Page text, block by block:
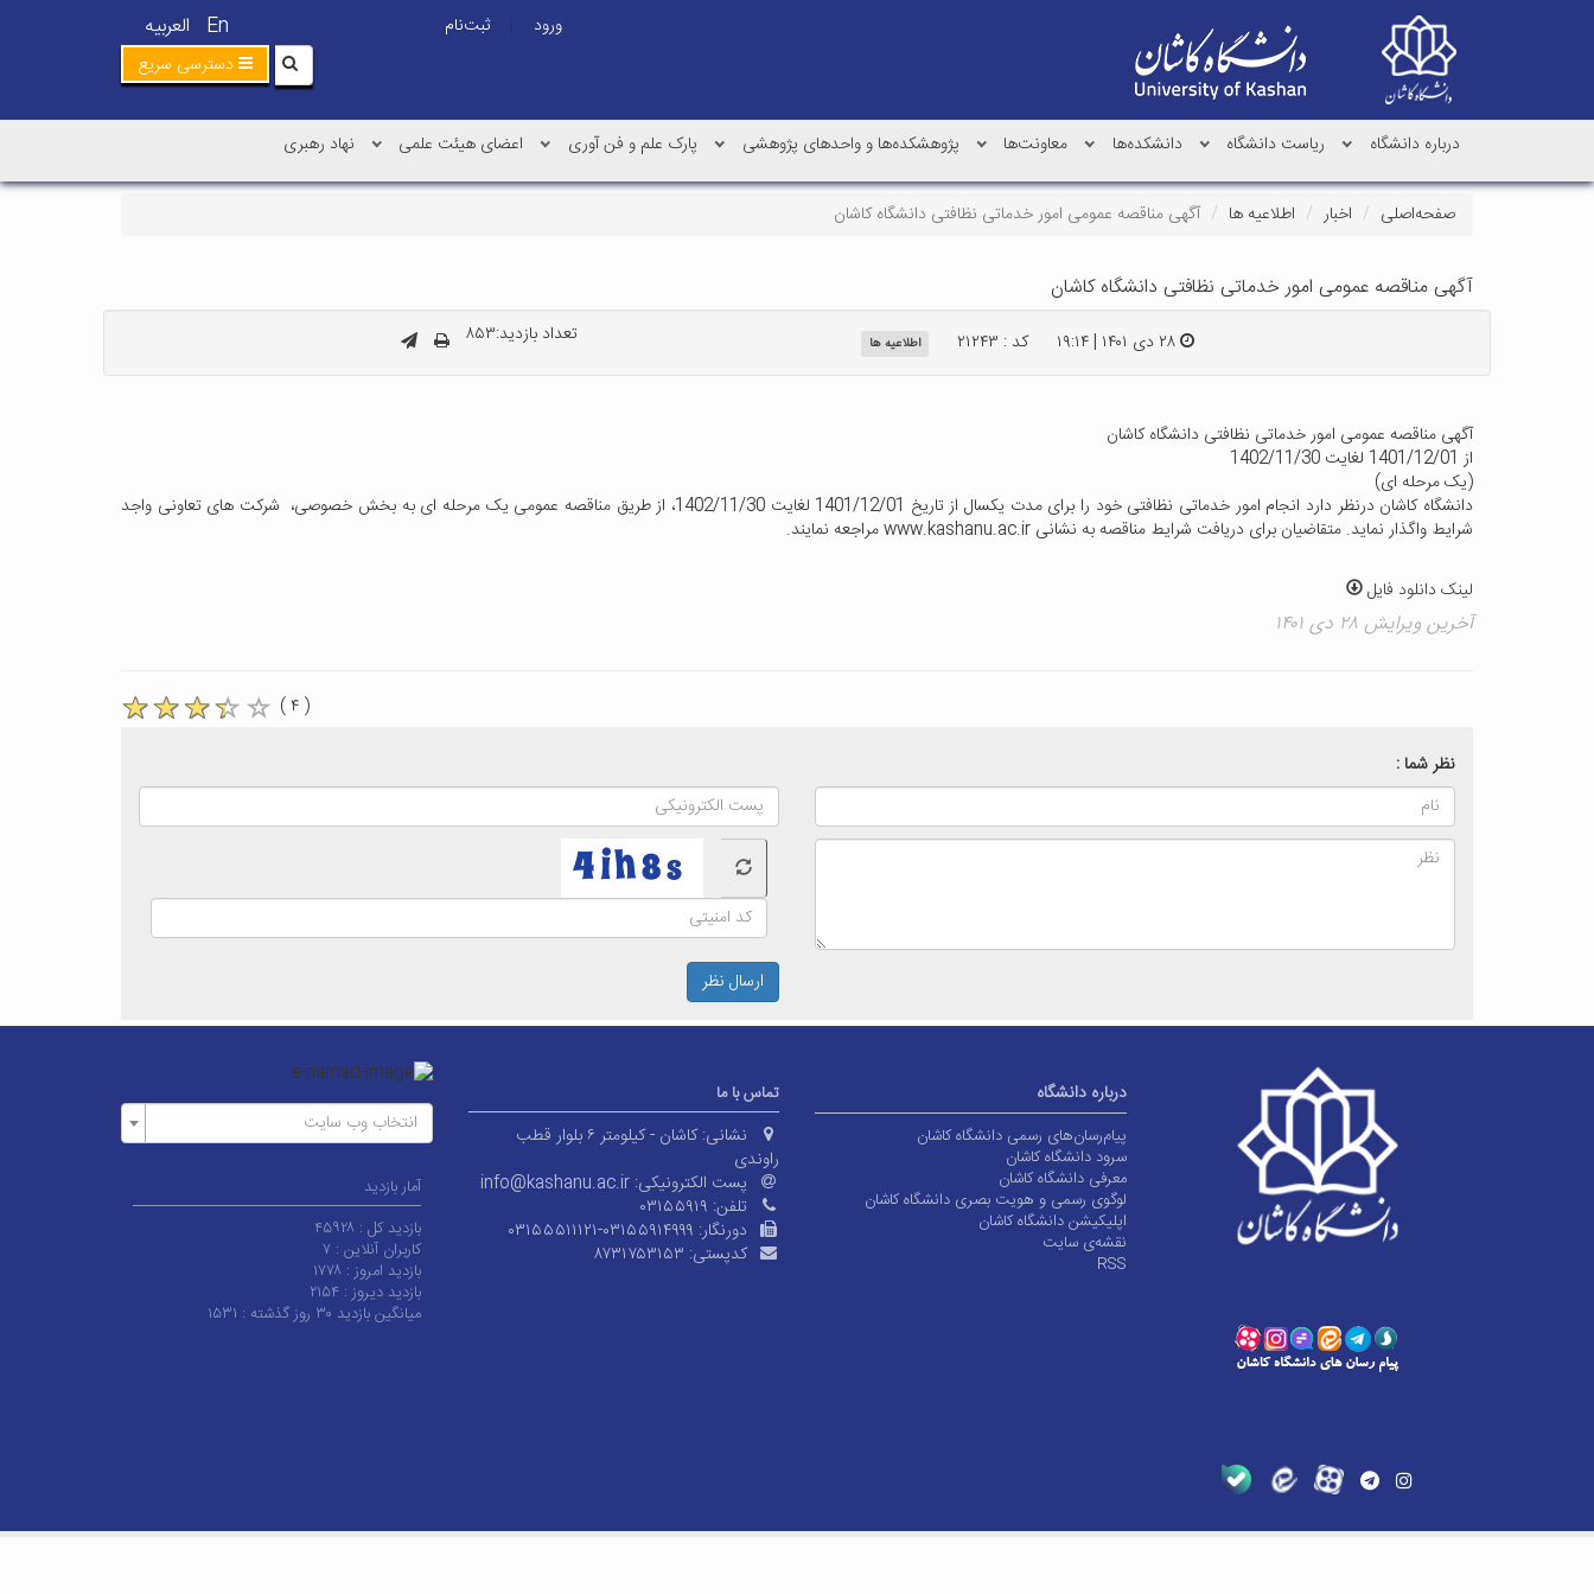
En العربیه ورود |
ثبت‌نام
دسترسی سریع
درباره دانشگاه ریاست دانشگاه دانشکده‌ها معاونت‌ها پژوهشکده‌ها و واحدهای پژوهشی پارک علم و فن آوری اعضای هیئت علمی نهاد رهبری
صفحه‌اصلی اخبار اطلاعیه ها آگهی مناقصه عمومی امور خدماتی نظافتی دانشگاه کاشان
آگهی مناقصه عمومی امور خدماتی نظافتی دانشگاه کاشان
۲۸ دی ۱۴۰۱ | ۱۹:۱۴ کد : ۲۱۲۴۳ اطلاعیه ها تعداد بازدید:۸۵۳
آگهی مناقصه عمومی امور خدماتی نظافتی دانشگاه کاشان
از 1401/12/01 لغایت 1402/11/30
(یک مرحله ای)
دانشگاه کاشان درنظر دارد انجام امور خدماتی نظافتی خود را برای مدت یکسال از تاریخ 1401/12/01 لغایت 1402/11/30، از طریق مناقصه عمومی یک مرحله ای به بخش خصوصی، شرکت های تعاونی واجد
شرایط واگذار نماید. متقاضیان برای دریافت شرایط مناقصه به نشانی www.kashanu.ac.ir مراجعه نمایند.
لینک دانلود فایل
آخرین ویرایش ۲۸ دی ۱۴۰۱
( ۴ )
نظر شما :
ارسال نظر
درباره دانشگاه
پیام‌رسان‌های رسمی دانشگاه کاشان
سرود دانشگاه کاشان
معرفی دانشگاه کاشان
لوگوی رسمی و هویت بصری دانشگاه کاشان
اپلیکیشن دانشگاه کاشان
نقشه‌ی سایت
RSS
تماس با ما
نشانی:
کاشان - کیلومتر ۶ بلوار قطب
راوندی
پست الکترونیکی: info@kashanu.ac.ir
تلفن: ۰۳۱۵۵۹۱۹
دورنگار: ۰۳۱۵۵۵۱۱۱۲۱-۰۳۱۵۵۹۱۴۹۹۹
کدپستی: ۸۷۳۱۷۵۳۱۵۳
انتخاب وب سایت
آمار بازدید
بازدید کل : ۴۵۹۲۸
کاربران آنلاین : ۷
بازدید امروز : ۱۷۷۸
بازدید دیروز : ۲۱۵۴
میانگین بازدید ۳۰ روز گذشته :
۱۵۳۱